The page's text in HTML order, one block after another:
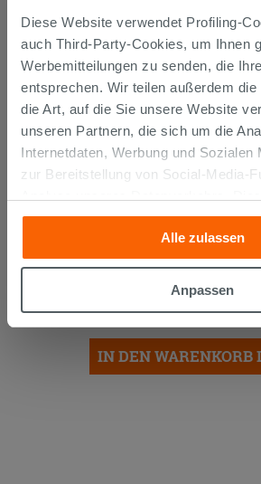
Diese Website verwendet Profiling-
auch Third-Party-Cookies, um Ihnen
Werbemitteilungen zu senden, die
entsprechen. Wir teilen außerdem
die Art, auf die Sie unsere Website
unseren Partnern, die sich um die
Internetdaten, Werbung und Sozialen
zur Bereitstellung von Social-Media-
anderen Informationen, die Sie ihnen
die sie aufgrund Ihrer Verwendung
gesammelt haben, kombinieren.
möchten oder Ihre Zustimmung zu
Zustimmung kann durch Klicken auf
„Cookies akzeptieren“ gegeben
Alle zulassen
Anpassen
WASCHTISCH AUS
12,90 € /STK.
IN DEN WARENKORB